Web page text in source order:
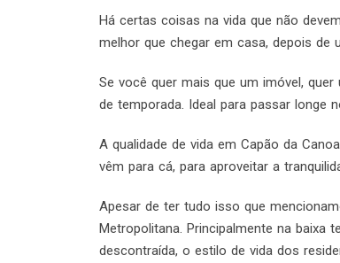
Há certas coisas na vida que não
melhor que chegar em casa, depois de
Se você quer mais que um imóvel,
de temporada. Ideal para passar longe
A qualidade de vida em Capão da
vêm para cá, para aproveitar a
Apesar de ter tudo isso que
Metropolitana. Principalmente na baixa
descontraída, o estilo de vida dos